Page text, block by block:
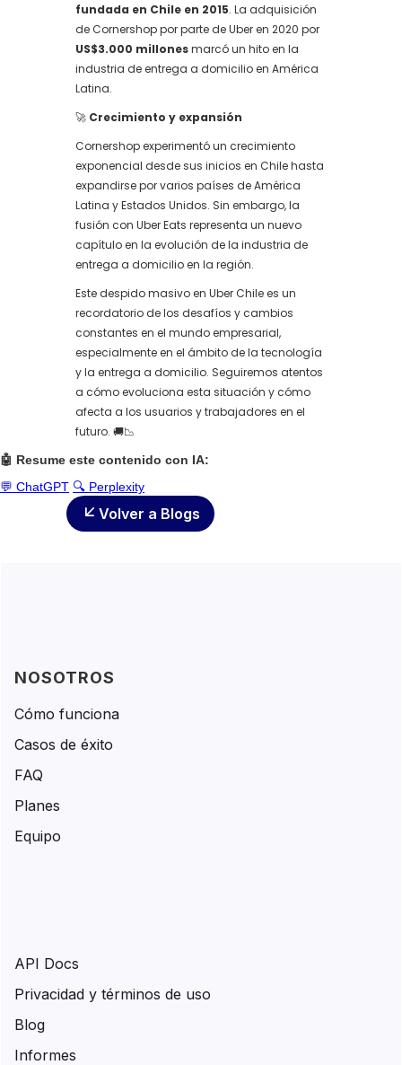
fundada en Chile en 2015. La adquisición
de Cornershop por parte de Uber en 2020 por
US$3.000 millonesmarcó un hito en la
industria de entrega a domicilio en América
Latina.
🚀 Crecimiento y expansión
Cornershop experimentó un crecimiento
exponencial desde sus inicios en Chile hasta
expandirse por varios países de América
Latina y Estados Unidos. Sin embargo, la
fusión con Uber Eats representa un nuevo
capítulo en la evolución de la industria de
entrega a domicilio en la región.
Este despido masivo en Uber Chile es un
recordatorio de los desafíos y cambios
constantes en el mundo empresarial,
especialmente en el ámbito de la tecnología
y la entrega a domicilio. Seguiremos atentos
a cómo evoluciona esta situación y cómo
afecta a los usuarios y trabajadores en el
futuro. 🚚📉
🤖 Resume este contenido con IA:
💬 ChatGPT 🔍 Perplexity
Volver a Blogs
NOSOTROS
Cómo funciona
Casos de éxito
FAQ
Planes
Equipo
API Docs
Privacidad y términos de uso
Blog
Informes